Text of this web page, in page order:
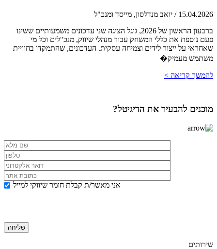
15.04.2026 / יואב מנדלסון, מייסד ומנכ"ל
ברבעון הראשון של 2026, גוגל הציגה שני עדכונים משמעותיים ששינו
פעם נוספת את כללי המשחק עבור מנהלי שיווק, מנכ"לים וכל מי
שאחראי על ייצור לידים וצמיחה עסקית. העדכונים, שהתמקדו בחוויית
משתמש מעמיק�
להמשך קריאה >
מוכנים להבעיר את הדיגיטל?
אני מאשר/ת קבלת חומר שיווקי למייל
שירותים